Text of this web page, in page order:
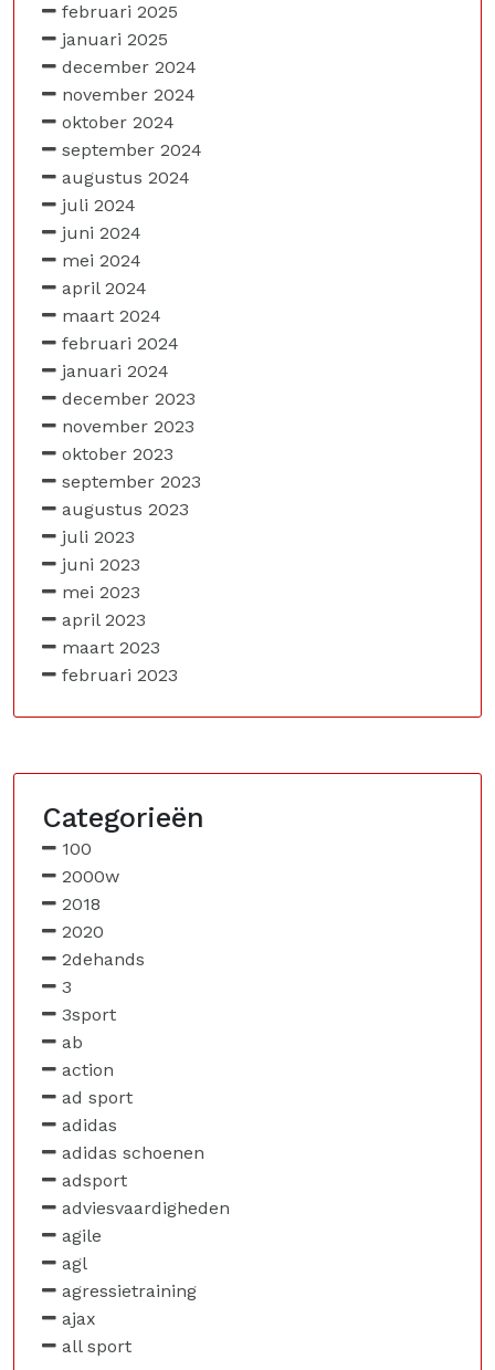
februari 2025
januari 2025
december 2024
november 2024
oktober 2024
september 2024
augustus 2024
juli 2024
juni 2024
mei 2024
april 2024
maart 2024
februari 2024
januari 2024
december 2023
november 2023
oktober 2023
september 2023
augustus 2023
juli 2023
juni 2023
mei 2023
april 2023
maart 2023
februari 2023
Categorieën
100
2000w
2018
2020
2dehands
3
3sport
ab
action
ad sport
adidas
adidas schoenen
adsport
adviesvaardigheden
agile
agl
agressietraining
ajax
all sport